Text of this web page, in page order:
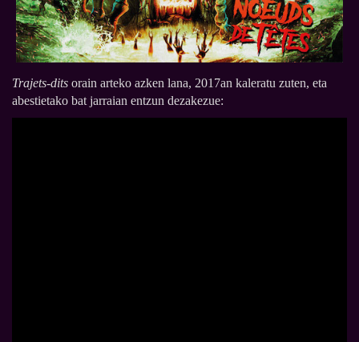
Trajets-dits orain arteko azken lana, 2017an kaleratu zuten, eta
abestietako bat jarraian entzun dezakezue: